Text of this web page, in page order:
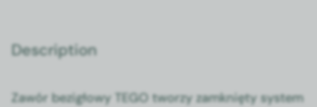
Description
Zawór bezigłowy TEGO tworzy zamknię­ty sys­tem